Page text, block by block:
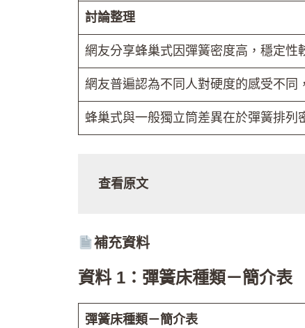
討論整理
網友分享蜂巢式因彈簧密度高，穩定性
網友普遍認為不同人對硬度的感受不同
蜂巢式與一般獨立筒差異在於彈簧排列
查看原文
補充資料
資料 1：彈簧床種類－簡介表
彈簧床種類－簡介表